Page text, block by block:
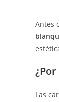
Antes
Las